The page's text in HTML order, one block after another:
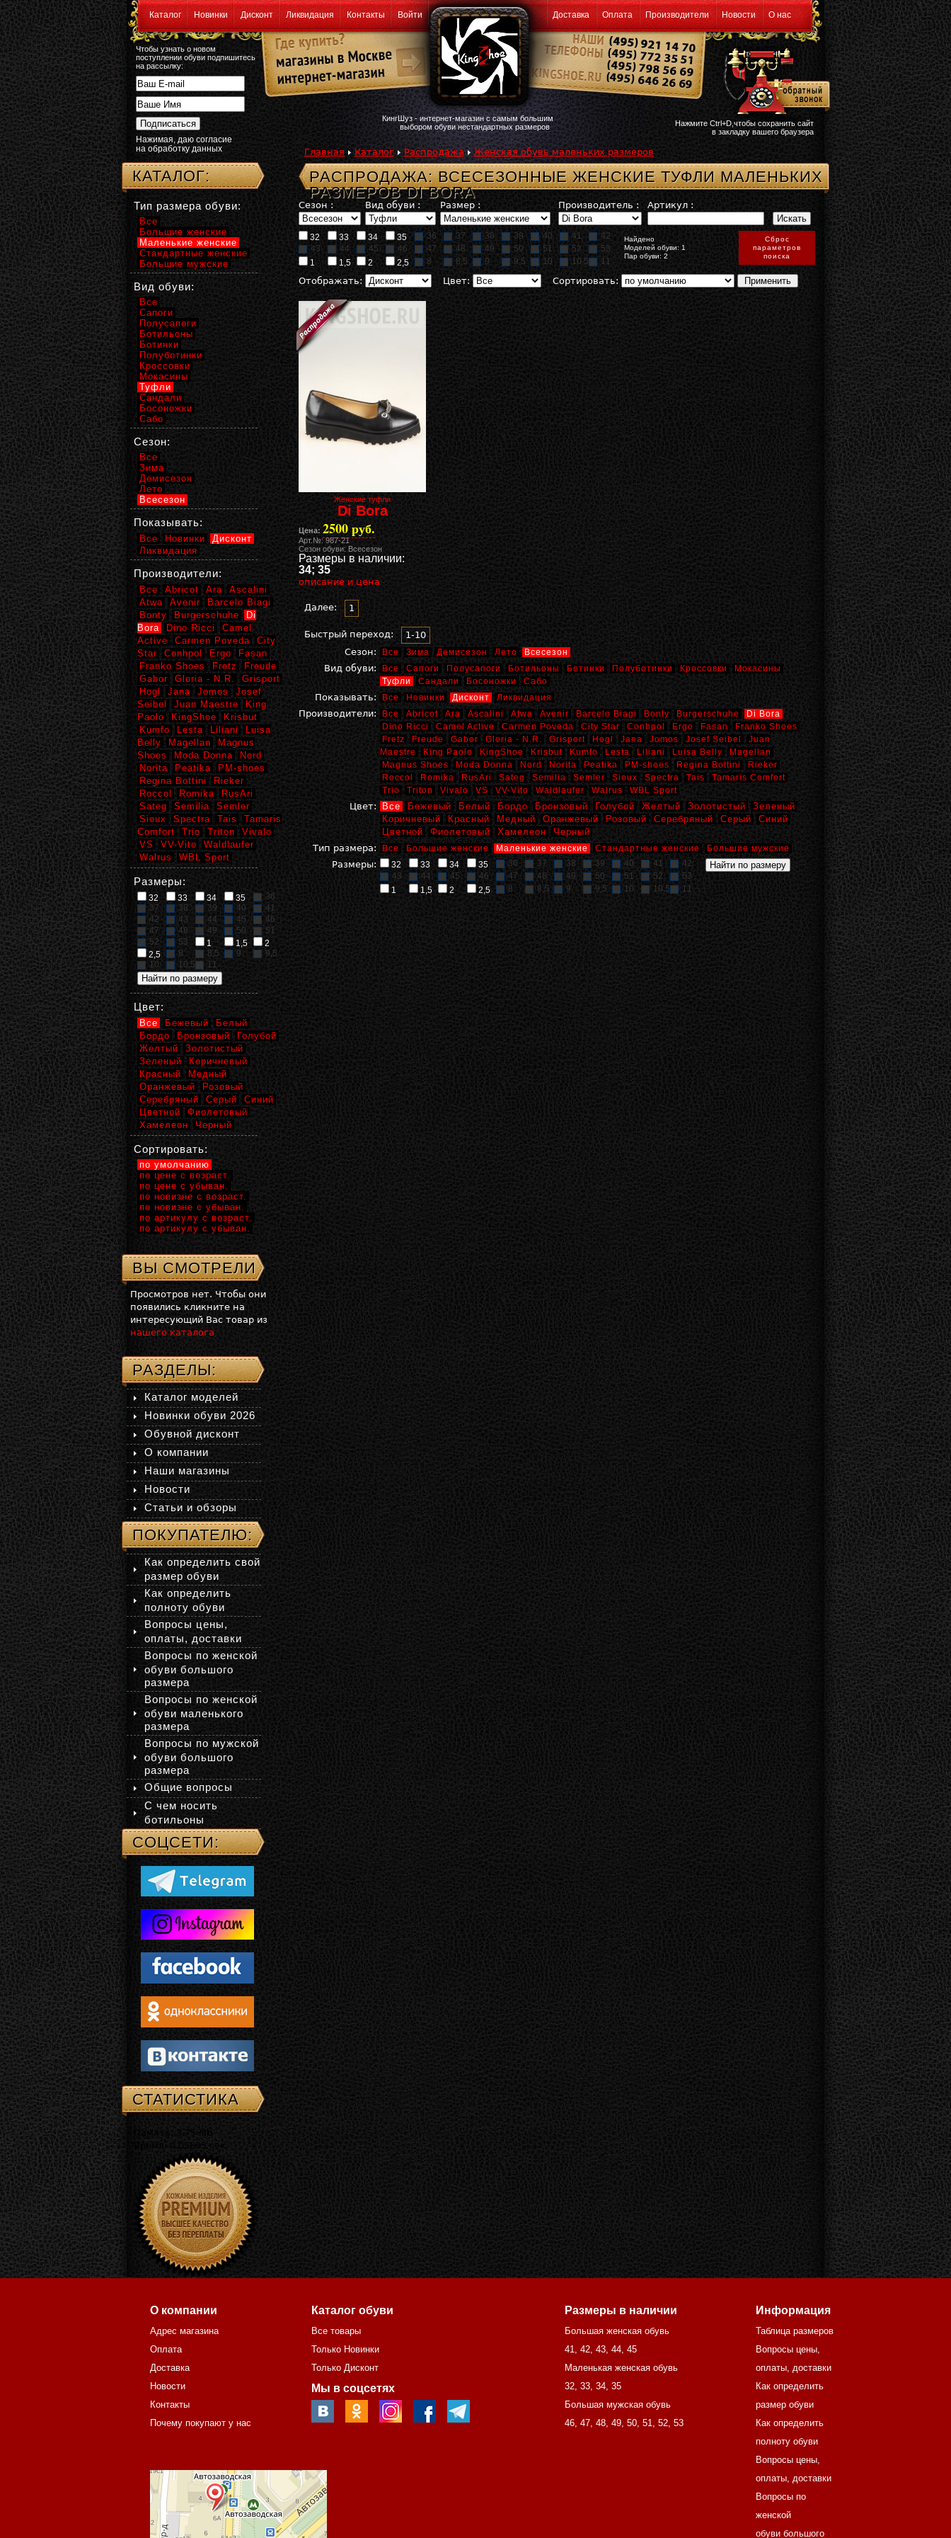
Каталог Новинки Дисконт Ликвидация Контакты Войти Доставка Оплата Производители Новости О нас
Чтобы узнать о новом
поступлении обуви подпишитесь
на рассылку:
Нажимая, даю согласие
на обработку данных
КингШуз - интернет-магазин с самым большим
выбором обуви нестандартных размеров
Нажмите Ctrl+D,чтобы сохранить сайт
в закладку вашего браузера
Главная Каталог Распродажа Женская обувь маленьких размеров
РАСПРОДАЖА: ВСЕСЕЗОННЫЕ ЖЕНСКИЕ ТУФЛИ МАЛЕНЬКИХ
РАЗМЕРОВ DI BORA
Сезон : Вид обуви : Размер : Производитель : Артикул :
32 33 34 35 36 37 38 39 40 41
42
43
44 45 46 47 48 49 50 51 52
53
1
1,5 2 2,5 8 8,5 9 9,5 10 10,5 11
Найдено
Моделей обуви: 1
Пар обуви: 2
Сброс
параметров
поиска
Отображать: Цвет: Сортировать:
Женские туфли
Di Bora
Цена: 2500 руб.
Арт.№: 987-21
Сезон обуви: Всесезон
Размеры в наличии:
34; 35
описание и цена
Далее: 1
Быстрый переход:
1-10
Сезон:
Все Зима Демисезон Лето Всесезон
Вид обуви: Все Сапоги Полусапоги Ботильоны Ботинки Полуботинки Кроссовки
Мокасины
Туфли
Сандали Босоножки Сабо
Показывать: Все Новинки Дисконт Ликвидация
Производители: Все Abricot Ara Ascalini Atwa Avenir Barcelo Biagi Bonty Burgerschuhe
Di Bora
Dino Ricci
Camel Active Carmen Poveda City Star Conhpol Ergo Fasan
Franko Shoes
Fretz
Freude Gabor Gloria - N.R. Grisport Hogl Jana Jomos Josef Seibel
Juan
Maestre
King Paolo KingShoe Krisbut Kumfo Lesta Liliani Luisa Belly
Magellan
Magnus Shoes
Moda Donna Nord Norita Peatika PM-shoes Regina Bottini
Rieker
Roccol
Romika RusAri Sateg Semilia Semler Sioux Spectra Tais
Tamaris Comfort
Trio
Triton Vivalo VS VV-Vito Waldlaufer Walrus WBL Sport
Цвет: Все Бежевый Белый Бордо Бронзовый Голубой Желтый Золотистый
Зеленый
Коричневый
Красный Медный Оранжевый Розовый Серебряный Серый
Синий
Цветной
Фиолетовый Хамелеон
Черный
Тип размера:
Все Большие женские Маленькие женские Стандартные женские Большие мужские
Размеры: 32 33 34 35 36 37 38 39 40 41
42
43
44 45 46 47 48 49 50 51 52
53
1
1,5 2 2,5 8 8,5 9 9,5 10 10,5 11
КАТАЛОГ:
Тип размера обуви:
Все
Большие женские
Маленькие женские
Стандартные женские
Большие мужские
Вид обуви:
Все
Сапоги
Полусапоги
Ботильоны
Ботинки
Полуботинки
Кроссовки
Мокасины
Туфли
Сандали
Босоножки
Сабо
Сезон:
Все
Зима
Демисезон
Лето
Всесезон
Показывать:
Все Новинки
Дисконт
Ликвидация
Производители:
Все Abricot Ara
Ascalini
Atwa
Avenir
Barcelo Biagi
Bonty
Burgerschuhe
Di
Bora
Dino Ricci
Camel
Active
Carmen Poveda
City
Star
Conhpol Ergo
Fasan
Franko Shoes
Fretz
Freude
Gabor
Gloria - N.R.
Grisport
Hogl
Jana Jomos
Josef
Seibel
Juan Maestre
King
Paolo
KingShoe
Krisbut
Kumfo
Lesta Liliani
Luisa
Belly
Magellan
Magnus
Shoes
Moda Donna
Nord
Norita
Peatika
PM-shoes
Regina Bottini
Rieker
Roccol
Romika
RusAri
Sateg
Semilia
Semler
Sioux
Spectra Tais
Tamaris
Comfort
Trio Triton
Vivalo
VS
VV-Vito
Waldlaufer
Walrus
WBL Sport
Размеры:
32 33 34 35
36
37
38 39 40
41
42
43 44 45
46
47
48 49 50
51
52
53 1 1,5
2
2,5
8 8,5 9
9,5
10
10,5 11
Цвет:
Все Бежевый
Белый
Бордо
Бронзовый
Голубой
Желтый
Золотистый
Зеленый
Коричневый
Красный
Медный
Оранжевый
Розовый
Серебряный
Серый
Синий
Цветной
Фиолетовый
Хамелеон
Черный
Сортировать:
по умолчанию
по цене с возраст.
по цене с убыван.
по новизне с возраст.
по новизне с убыван.
по артикулу с возраст.
по артикулу с убыван.
ВЫ СМОТРЕЛИ
Просмотров нет. Чтобы они
появились кликните на
интересующий Вас товар из
нашего каталога
РАЗДЕЛЫ:
Каталог моделей
Новинки обуви 2026
Обувной дисконт
О компании
Наши магазины
Новости
Статьи и обзоры
ПОКУПАТЕЛЮ:
Как определить свой
размер обуви
Как определить
полноту обуви
Вопросы цены,
оплаты, доставки
Вопросы по женской
обуви большого
размера
Вопросы по женской
обуви маленького
размера
Вопросы по мужской
обуви большого
размера
Общие вопросы
С чем носить
ботильоны
СОЦСЕТИ:
СТАТИСТИКА
Память: 3.75 Mb
Время: 0.02685 сек.
О компании
Адрес магазина
Оплата
Доставка
Новости
Контакты
Почему покупают у нас
Каталог обуви
Все товары
Только Новинки
Только Дисконт
Мы в соцсетях
Размеры в наличии
Большая женская обувь
41, 42, 43, 44, 45
Маленькая женская обувь
32, 33, 34, 35
Большая мужская обувь
46, 47, 48, 49, 50, 51, 52, 53
Информация
Таблица размеров
Вопросы цены,
оплаты, доставки
Как определить
размер обуви
Как определить
полноту обуви
Вопросы цены,
оплаты, доставки
Вопросы по
женской
обуви большого